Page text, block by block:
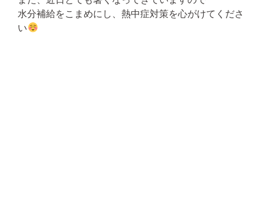
水分補給をこまめにし、熱中症対策を心がけてくださ
い